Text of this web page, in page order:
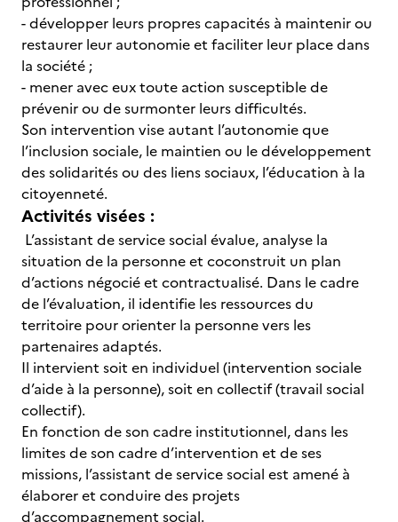
- développer leurs propres capacités à maintenir ou
restaurer leur autonomie et faciliter leur place dans
la société ;
- mener avec eux toute action susceptible de
prévenir ou de surmonter leurs difficultés.
Son intervention vise autant l’autonomie que
l’inclusion sociale, le maintien ou le développement
des solidarités ou des liens sociaux, l’éducation à la
citoyenneté.
Activités visées :
L’assistant de service social évalue, analyse la
situation de la personne et coconstruit un plan
d’actions négocié et contractualisé. Dans le cadre
de l’évaluation, il identifie les ressources du
territoire pour orienter la personne vers les
partenaires adaptés.
Il intervient soit en individuel (intervention sociale
d’aide à la personne), soit en collectif (travail social
collectif).
En fonction de son cadre institutionnel, dans les
limites de son cadre d’intervention et de ses
missions, l’assistant de service social est amené à
élaborer et conduire des projets
d’accompagnement social.